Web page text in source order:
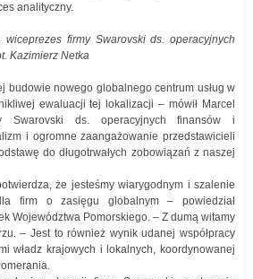
analityczny.
firmy Swarovski ds. operacyjnych
Kazimierz Netka
budowie nowego globalnego centrum usług w
ewaluacji tej lokalizacji – mówił Marcel
Swarovski ds. operacyjnych finansów i
i ogromne zaangażowanie przedstawicieli
do długotrwałych zobowiązań z naszej
że jesteśmy wiarygodnym i szalenie
firm o zasięgu globalnym – powiedział
Województwa Pomorskiego. – Z dumą witamy
– Jest to również wynik udanej współpracy
władz krajowych i lokalnych, koordynowanej